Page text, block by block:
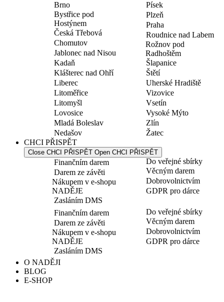
Brno
Bystřice pod
Hostýnem
Česká Třebová
Chomutov
Jablonec nad Nisou
Kadaň
Klášterec nad Ohří
Liberec
Litoměřice
Litomyšl
Lovosice
Mladá Boleslav
Nedašov
Písek
Plzeň
Praha
Roudnice nad Labem
Rožnov pod
Radhoštěm
Šlapanice
Štětí
Uherské Hradiště
Vizovice
Vsetín
Vysoké Mýto
Zlín
Žatec
CHCI PŘISPĚT
Close CHCI PŘISPĚT Open CHCI PŘISPĚT
Finančním darem
Darem ze závěti
Nákupem v e-shopu
NADĚJE
Zasláním DMS
Do veřejné sbírky
Věcným darem
Dobrovolnictvím
GDPR pro dárce
Finančním darem
Darem ze závěti
Nákupem v e-shopu
NADĚJE
Zasláním DMS
Do veřejné sbírky
Věcným darem
Dobrovolnictvím
GDPR pro dárce
O NADĚJI
BLOG
E-SHOP